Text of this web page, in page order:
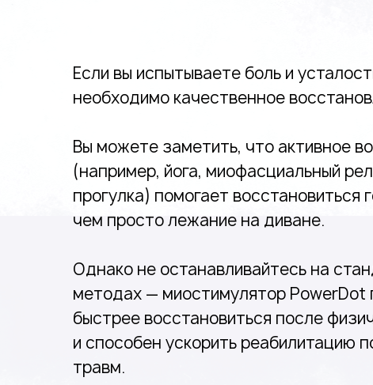
Если вы испытываете боль и
необходимо качественное
Вы можете заметить, что активное
(например, йога, миофасциальный
прогулка) помогает восстановиться
чем просто лежание на диване.
Однако не останавливайтесь на
методах — миостимулятор
быстрее восстановиться после
и способен ускорить реабилитацию
травм.